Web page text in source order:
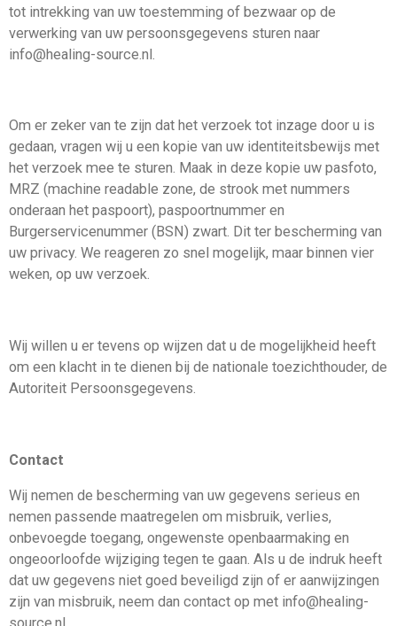
tot intrekking van uw toestemming of bezwaar op de
verwerking van uw persoonsgegevens sturen naar
info@healing-source.nl.
Om er zeker van te zijn dat het verzoek tot inzage door u is
gedaan, vragen wij u een kopie van uw identiteitsbewijs met
het verzoek mee te sturen. Maak in deze kopie uw pasfoto,
MRZ (machine readable zone, de strook met nummers
onderaan het paspoort), paspoortnummer en
Burgerservicenummer (BSN) zwart. Dit ter bescherming van
uw privacy. We reageren zo snel mogelijk, maar binnen vier
weken, op uw verzoek.
Wij willen u er tevens op wijzen dat u de mogelijkheid heeft
om een klacht in te dienen bij de nationale toezichthouder, de
Autoriteit Persoonsgegevens.
Contact
Wij nemen de bescherming van uw gegevens serieus en
nemen passende maatregelen om misbruik, verlies,
onbevoegde toegang, ongewenste openbaarmaking en
ongeoorloofde wijziging tegen te gaan. Als u de indruk heeft
dat uw gegevens niet goed beveiligd zijn of er aanwijzingen
zijn van misbruik, neem dan contact op met info@healing-